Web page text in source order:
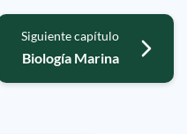
Siguiente capítulo
Biología Marina